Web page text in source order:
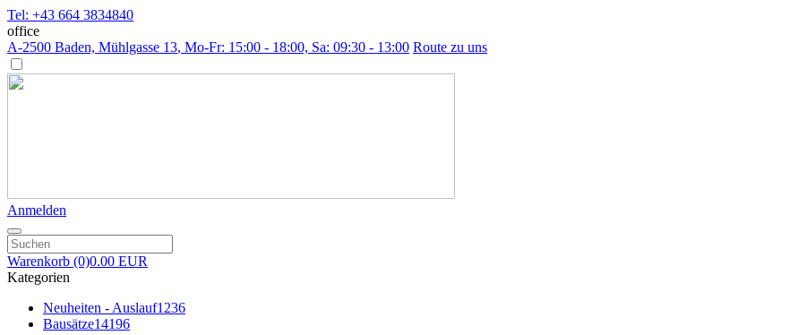
Tel: +43 664 3834840
office
A-2500 Baden, Mühlgasse 13, Mo-Fr: 15:00 - 18:00, Sa: 09:30 - 13:00 Route zu uns
Anmelden
Warenkorb (0)0.00 EUR
Kategorien
Neuheiten - Auslauf1236
Bausätze14196